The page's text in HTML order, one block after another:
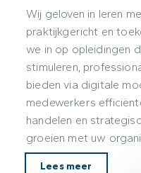
Wij geloven in leren
praktijkgericht en
we in op opleidingen
stimuleren,
bieden via digitale
medewerkers
handelen en
groeien met uw
Lees meer